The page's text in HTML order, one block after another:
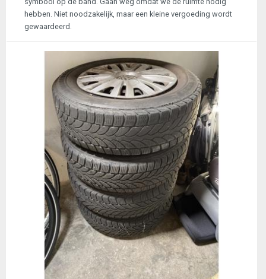
hebben. Niet noodzakelijk, maar een kleine vergoeding wordt
gewaardeerd.